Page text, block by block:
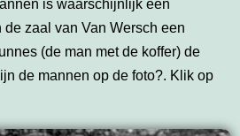
is waarschijnlijk een
zaal van Van Wersch een
(de man met de koffer) de
de mannen op de foto?. Klik op